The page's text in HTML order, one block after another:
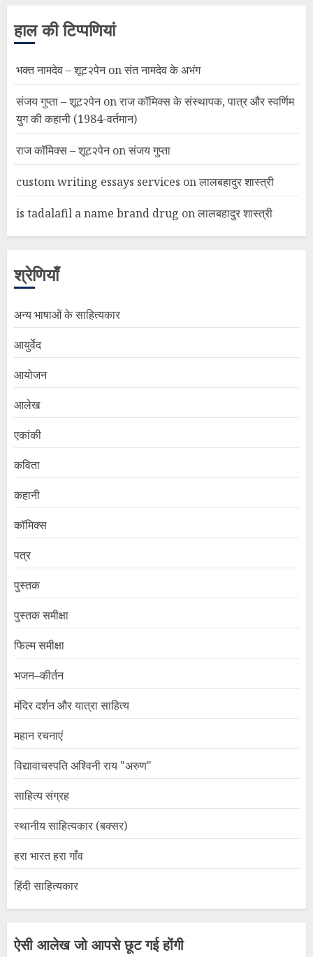
हाल की टिप्पणियां
भक्त नामदेव – शूट२पेनonसंत नामदेव के अभंग
संजय गुप्ता – शूट२पेनonराज कॉमिक्स के संस्थापक, पात्र और स्वर्णिम
युग की कहानी (1984-वर्तमान)
राज कॉमिक्स – शूट२पेनonसंजय गुप्ता
custom writing essays services onलालबहादुर शास्त्री
is tadalafil a name brand drug onलालबहादुर शास्त्री
श्रेणियाँ
अन्य भाषाओं के साहित्यकार
आयुर्वेद
आयोजन
आलेख
एकांकी
कविता
कहानी
कॉमिक्स
पत्र
पुस्तक
पुस्तक समीक्षा
फिल्म समीक्षा
भजन–कीर्तन
मंदिर दर्शन और यात्रा साहित्य
महान रचनाएं
विद्यावाचस्पति अश्विनी राय "अरुण"
साहित्य संग्रह
स्थानीय साहित्यकार (बक्सर)
हरा भारत हरा गाँव
हिंदी साहित्यकार
ऐसी आलेख जो आपसे छूट गई होंगी